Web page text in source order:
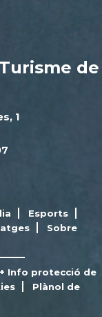
de
1
Esports
Sobre
+ Info protecció de
Plànol de